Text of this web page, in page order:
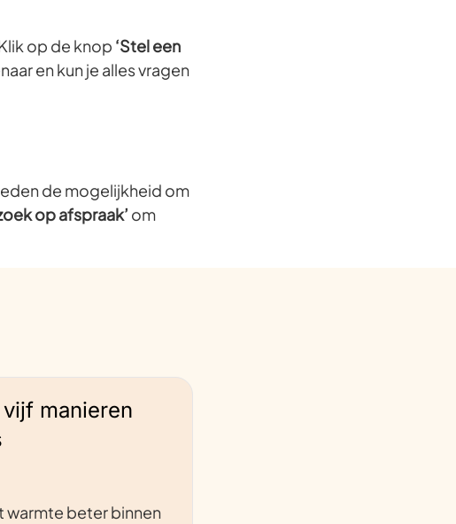
op de knop ‘Stel een
en kun je alles vragen
de mogelijkheid om
op afspraak’ om
manieren
warmte beter binnen